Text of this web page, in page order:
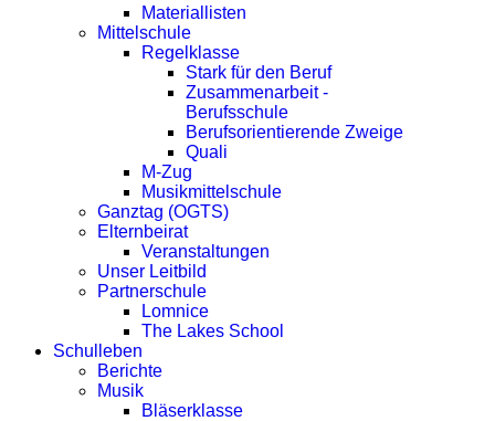
Materiallisten
Mittelschule
Regelklasse
Stark für den Beruf
Zusammenarbeit -
Berufsschule
Berufsorientierende Zweige
Quali
M-Zug
Musikmittelschule
Ganztag (OGTS)
Elternbeirat
Veranstaltungen
Unser Leitbild
Partnerschule
Lomnice
The Lakes School
Schulleben
Berichte
Musik
Bläserklasse